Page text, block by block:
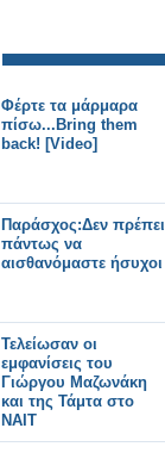
Φέρτε τα μάρμαρα
πίσω...Bring them
back! [Video]
Παράσχος:Δεν πρέπει
πάντως να
αισθανόμαστε ήσυχοι
Τελείωσαν οι
εμφανίσεις του
Γιώργου Μαζωνάκη
και της Τάμτα στο
ΝΑΙΤ